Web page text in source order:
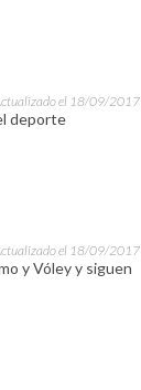
el 18/09/2017
deporte
el 18/09/2017
y Vóley y siguen